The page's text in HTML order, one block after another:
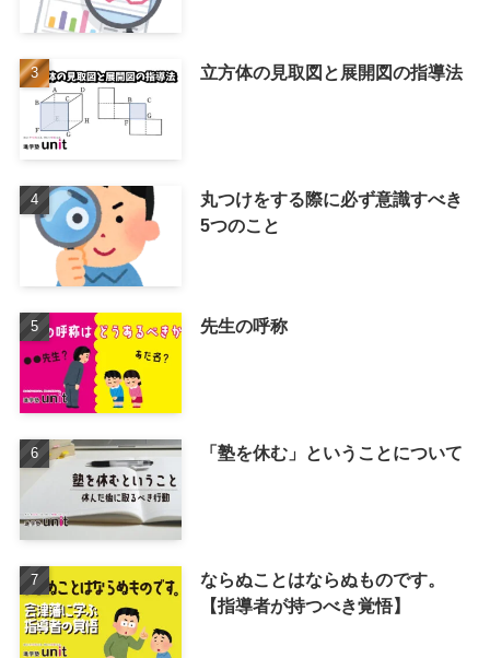
立方体の見取図と展開図の指導法
丸つけをする際に必ず意識すべき
5つのこと
先生の呼称
「塾を休む」ということについて
ならぬことはならぬものです。
【指導者が持つべき覚悟】